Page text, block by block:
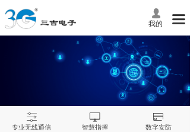
넙
我的
끀
ꀒ
专业无线通信
ꀖ
智慧指挥
ꀔ
数字安防